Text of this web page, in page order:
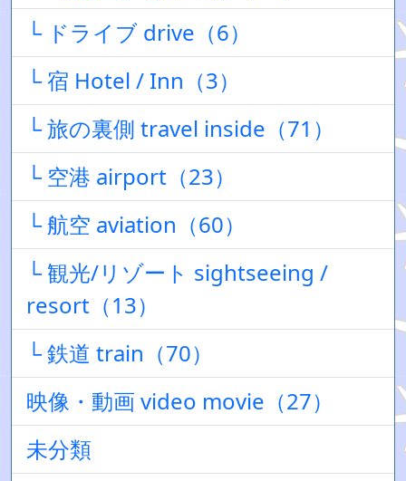
└ ドライブ drive（6）
└ 宿 Hotel / Inn（3）
└ 旅の裏側 travel inside（71）
└ 空港 airport（23）
└ 航空 aviation（60）
└ 観光/リゾート sightseeing /
resort（13）
└ 鉄道 train（70）
映像・動画 video movie（27）
未分類